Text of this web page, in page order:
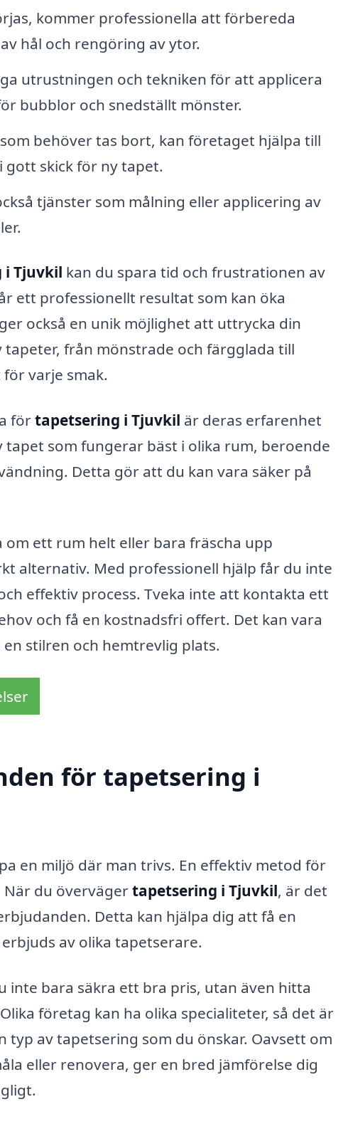
kommer professionella att förbereda
hål och rengöring av ytor.
utrustningen och tekniken för att applicera
bubblor och snedställt mönster.
behöver tas bort, kan företaget hjälpa till
gott skick för ny tapet.
tjänster som målning eller applicering av
i Tjuvkil kan du spara tid och frustrationen av
ett professionellt resultat som kan öka
också en unik möjlighet att uttrycka din
från mönstrade och färgglada till
varje smak.
förtapetsering i Tjuvkil är deras erfarenhet
som fungerar bäst i olika rum, beroende
Detta gör att du kan vara säker på
ett rum helt eller bara fräscha upp
alternativ. Med professionell hjälp får du inte
effektiv process. Tveka inte att kontakta ett
och få en kostnadsfri offert. Det kan vara
stilren och hemtrevlig plats.
för tapetsering i
en miljö där man trivs. En effektiv metod för
du övervägertapetsering i Tjuvkil, är det
Detta kan hjälpa dig att få en
av olika tapetserare.
bara säkra ett bra pris, utan även hitta
företag kan ha olika specialiteter, så det är
av tapetsering som du önskar. Oavsett om
eller renovera, ger en bred jämförelse dig